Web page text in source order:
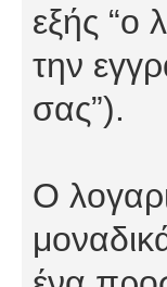
εξής “ο
την
σας”).
Ο